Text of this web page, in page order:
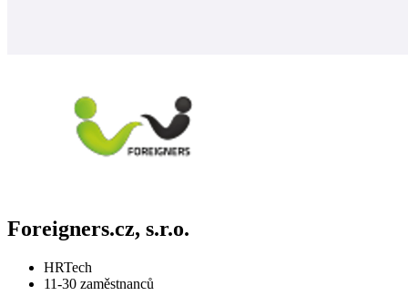
Foreigners.cz, s.r.o.
HRTech
11-30 zaměstnanců